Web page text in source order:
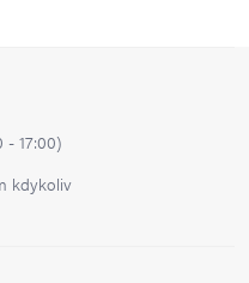
- 17:00)
kdykoliv